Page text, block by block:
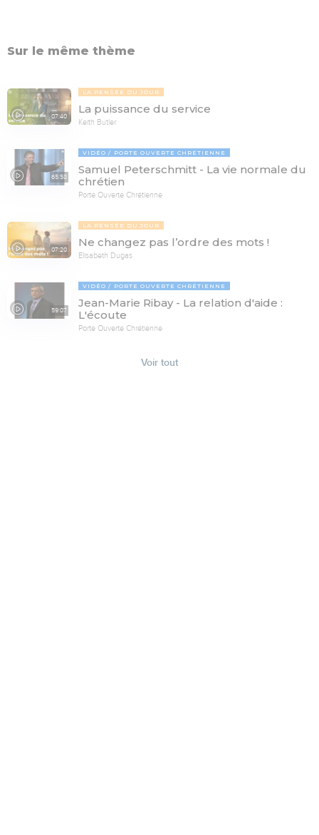
Sur le même thème
07:40
LA PENSÉE DU JOUR
La puissance du service
Keith Butler
65:58
VIDÉO PORTE OUVERTE CHRÉTIENNE
Samuel Peterschmitt - La vie normale du
chrétien
Porte Ouverte Chrétienne
07:20
LA PENSÉE DU JOUR
Ne changez pas l’ordre des mots !
Elisabeth Dugas
59:07
VIDÉO PORTE OUVERTE CHRÉTIENNE
Jean-Marie Ribay - La relation d'aide :
L'écoute
Porte Ouverte Chrétienne
Voir tout